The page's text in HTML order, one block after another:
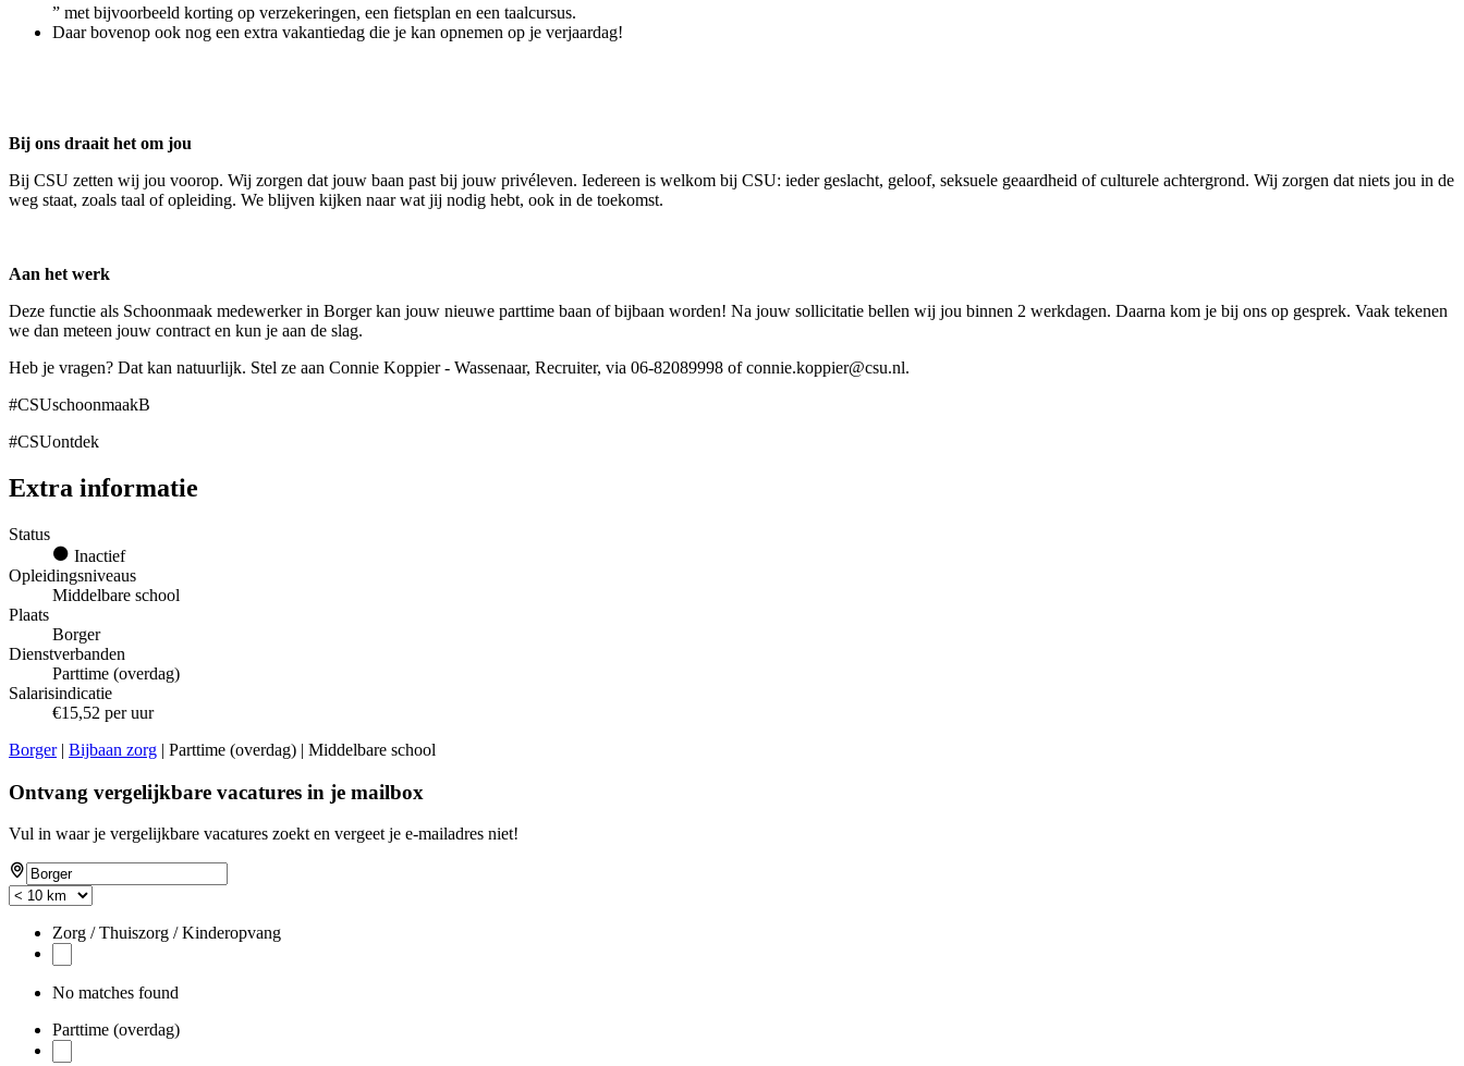
” met bijvoorbeeld korting op verzekeringen, een fietsplan en een taalcursus.
Daar bovenop ook nog een extra vakantiedag die je kan opnemen op je verjaardag!
Bij ons draait het om jou
Bij CSU zetten wij jou voorop. Wij zorgen dat jouw baan past bij jouw privéleven. Iedereen is welkom bij CSU: ieder geslacht, geloof, seksuele geaardheid of culturele achtergrond. Wij zorgen dat niets jou in de
weg staat, zoals taal of opleiding. We blijven kijken naar wat jij nodig hebt, ook in de toekomst.
Aan het werk
Deze functie als Schoonmaak medewerker in Borger kan jouw nieuwe parttime baan of bijbaan worden! Na jouw sollicitatie bellen wij jou binnen 2 werkdagen. Daarna kom je bij ons op gesprek. Vaak tekenen
we dan meteen jouw contract en kun je aan de slag.
Heb je vragen? Dat kan natuurlijk. Stel ze aan Connie Koppier - Wassenaar, Recruiter, via 06-82089998 of connie.koppier@csu.nl.
#CSUschoonmaakB
#CSUontdek
Extra informatie
Status
Inactief
Opleidingsniveaus
Middelbare school
Plaats
Borger
Dienstverbanden
Parttime (overdag)
Salarisindicatie
€15,52 per uur
Borger| Bijbaan zorg | Parttime (overdag) | Middelbare school
Ontvang vergelijkbare vacatures in je mailbox
Vul in waar je vergelijkbare vacatures zoekt en vergeet je e-mailadres niet!
Zorg / Thuiszorg / Kinderopvang
No matches found
Parttime (overdag)